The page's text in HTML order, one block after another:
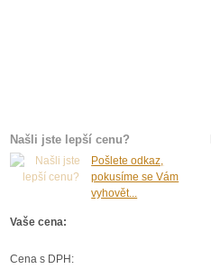
Našli jste lepší cenu?
Pošlete odkaz,
pokusíme se Vám
vyhovět...
Vaše cena:
Cena s DPH: